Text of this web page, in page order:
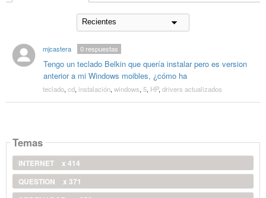
mjcastera
Tengo un teclado Belkin que quería instalar pero es version
anterior a mi Windows moibles, ¿cómo ha
0respuestas
teclado, cd, instalación, windows, 5, HP, drivers actualizados
Temas
INTERNET
x 414
QUESTION
x 371